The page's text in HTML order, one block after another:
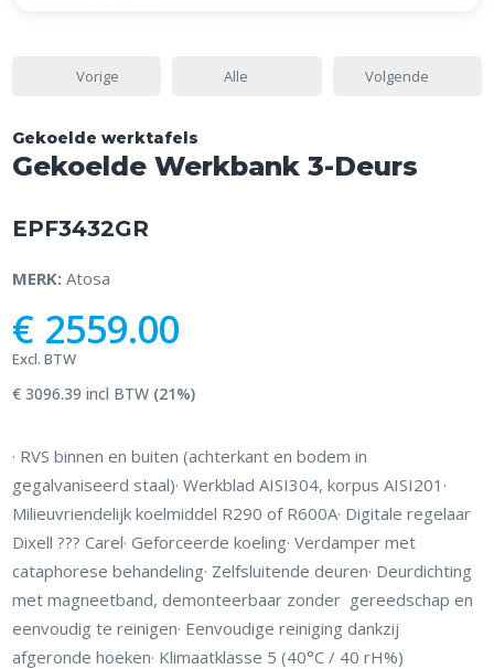
Vorige Alle Volgende
Gekoelde werktafels
Gekoelde Werkbank 3-Deurs
EPF3432GR
MERK: Atosa
€ 2559.00
Excl. BTW
€ 3096.39 incl BTW (21%)
· RVS binnen en buiten (achterkant en bodem in
gegalvaniseerd staal)· Werkblad AISI304, korpus AISI201·
Milieuvriendelijk koelmiddel R290 of R600A· Digitale regelaar
Dixell ??? Carel· Geforceerde koeling· Verdamper met
cataphorese behandeling· Zelfsluitende deuren· Deurdichting
met magneetband, demonteerbaar zonder gereedschap en
eenvoudig te reinigen· Eenvoudige reiniging dankzij
afgeronde hoeken· Klimaatklasse 5 (40°C / 40 rH%)